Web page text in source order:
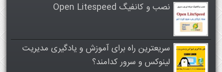
نصب و کانفیگ Open Litespeed
سریعترین راه برای آموزش و یادگیری مدیریت
لینوکس و سرور کدامند؟